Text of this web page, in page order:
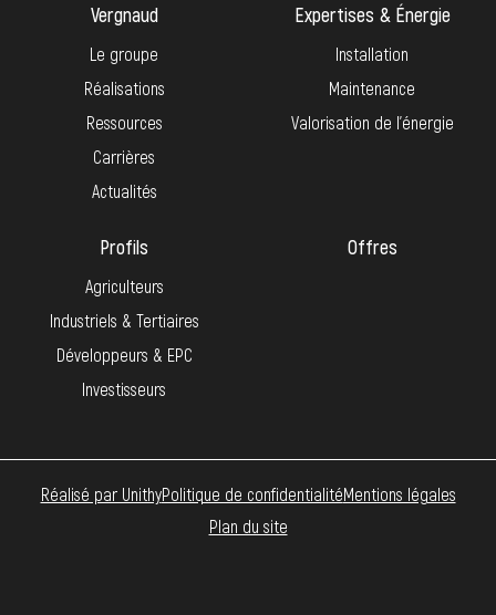
Vergnaud
Le groupe
Réalisations
Ressources
Carrières
Actualités
Expertises & Énergie
Installation
Maintenance
Valorisation de l’énergie
Profils
Agriculteurs
Industriels & Tertiaires
Développeurs & EPC
Investisseurs
Offres
Réalisé par UnithyPolitique de confidentialitéMentions légales
Plan du site